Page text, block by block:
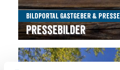
Bildportal Gastgeber & Presse
Pressebilder